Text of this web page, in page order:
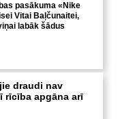
pasākuma «Nike
Vitai Baļčunaitei,
labāk šādus
draudi nav
rīcība apgāna arī